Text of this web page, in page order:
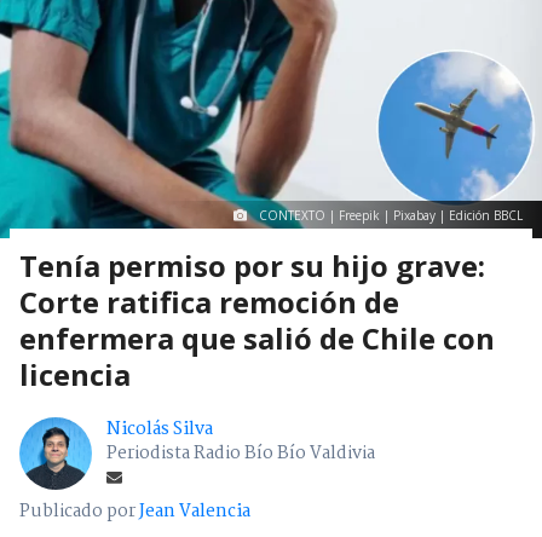
CONTEXTO | Freepik | Pixabay | Edición BBCL
Tenía permiso por su hijo grave:
Corte ratifica remoción de
enfermera que salió de Chile con
licencia
Nicolás Silva
Periodista Radio Bío Bío Valdivia
Publicado porJean Valencia